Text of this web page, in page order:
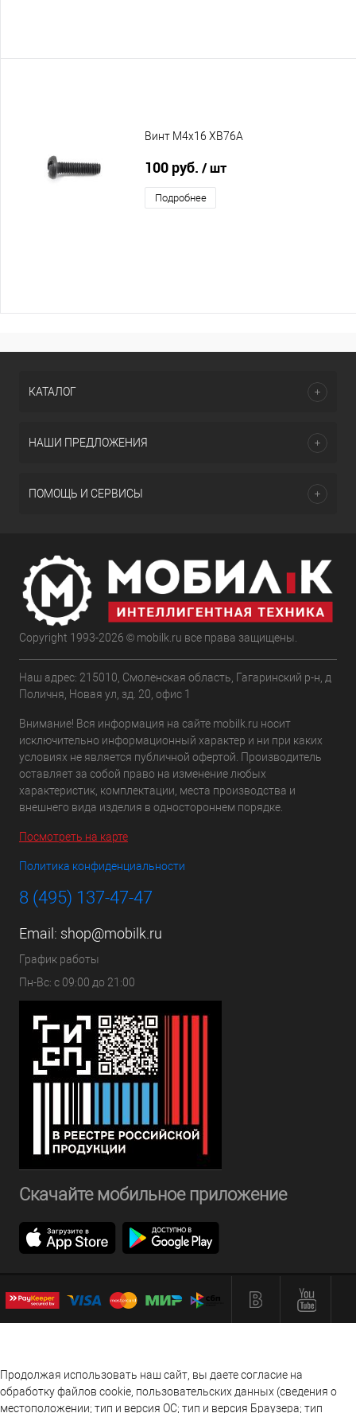
Винт M4x16 XB76A
100 руб. / шт
Подробнее
КАТАЛОГ
НАШИ ПРЕДЛОЖЕНИЯ
ПОМОЩЬ И СЕРВИСЫ
Copyright 1993-2026 © mobilk.ru все права защищены.
Наш адрес: 215010, Смоленская область, Гагаринский р-н, д
Поличня, Новая ул, зд. 20, офис 1
Внимание! Вся информация на сайте mobilk.ru носит
исключительно информационный характер и ни при каких
условиях не является публичной офертой. Производитель
оставляет за собой право на изменение любых
характеристик, комплектации, места производства и
внешнего вида изделия в одностороннем порядке.
Посмотреть на карте
Политика конфиденциальности
8 (495) 137-47-47
Email: shop@mobilk.ru
График работы
Пн-Вс: с 09:00 до 21:00
Скачайте мобильное приложение
Продолжая использовать наш сайт, вы даете согласие на
обработку файлов cookie, пользовательских данных (сведения о
местоположении; тип и версия ОС; тип и версия Браузера; тип